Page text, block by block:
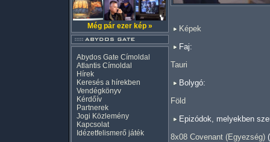
Még pár ezer kép »
Abydos Gate Címoldal
Atlantis Címoldal
Hírek
Keresés a hírekben
Vendégkönyv
Kérdőív
Partnerek
Jogi Közlemény
Kapcsolat
Idézetfelismerő játék
Képek
Faj:
Tauri
Bolygó:
Föld
Epizódok, melyekben
8x08 Covenant (Egyezség)